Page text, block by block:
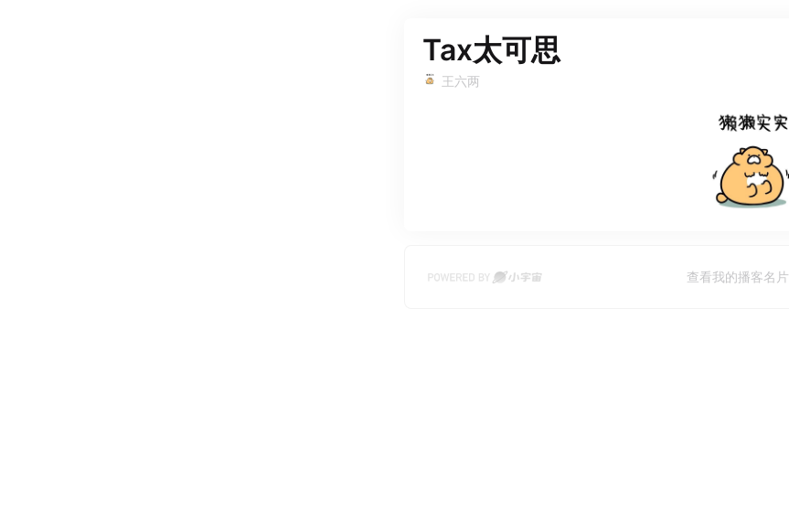
Tax太可思
王六两
查看我的播客名片